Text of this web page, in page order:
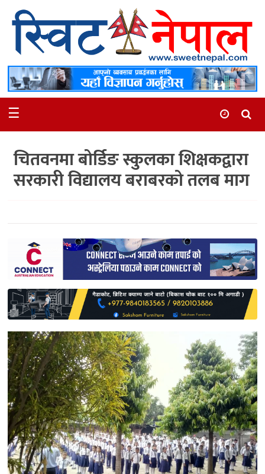
समाचार
स्थानीय
मनोरञ्जन
अन्तर्वार्ता
समाज
भिडियो
साहित्य
प्रदेश
English
☰
चितवनमा बोर्डिङ स्कुलका शिक्षकद्वारा
सरकारी विद्यालय बराबरको तलब माग